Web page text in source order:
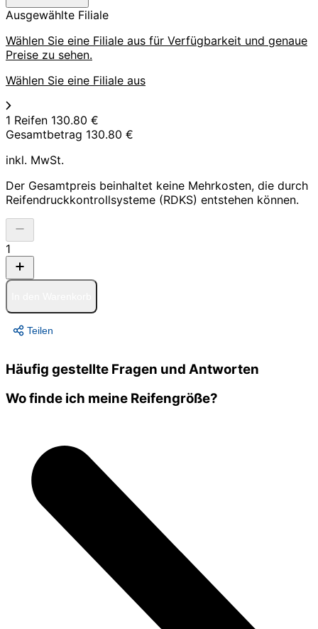
Ausgewählte Filiale
Wählen Sie eine Filiale aus für Verfügbarkeit und genaue
Preise zu sehen.
Wählen Sie eine Filiale aus
1 Reifen 130.80 €
Gesamtbetrag 130.80 €
inkl. MwSt.
Der Gesamtpreis beinhaltet keine Mehrkosten, die durch
Reifendruckkontrollsysteme (RDKS) entstehen können.
1
Teilen
Häufig gestellte Fragen und Antworten
Wo finde ich meine Reifengröße?